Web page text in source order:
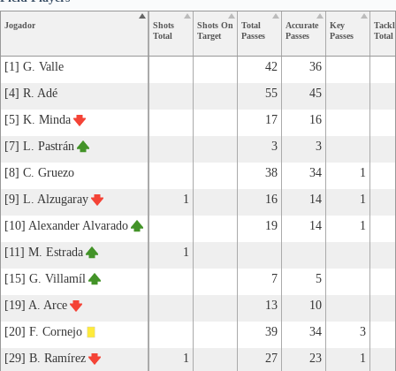
Jogador
Shots
Total
Shots On
Target
Total
Passes
Accurate
Passes
Key
Passes
Total
[1] G. Valle 42
36
[4] R. Adé
55
45
[5] K. Minda
17
16
[7] L. Pastrán
3
3
[8] C. Gruezo
38 34
1
[9] L. Alzugaray
1 16 14
1
[10] Alexander Alvarado
19 14
1
[11] M. Estrada
1
[15] G. Villamíl
7
5
[19] A. Arce
13
10
[20] F. Cornejo
39 34
3
[29] B. Ramírez
1 27 23
1